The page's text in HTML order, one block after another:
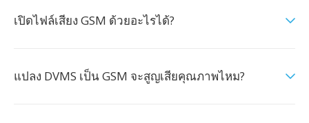
เปิดไฟล์เสียง GSM ด้วยอะไรได้?
แปลง DVMS เป็น GSM จะสูญเสียคุณภาพไหม?